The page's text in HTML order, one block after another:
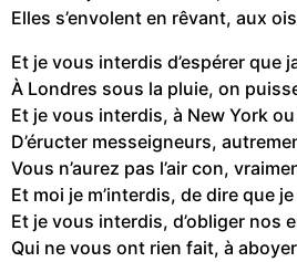
Elles s’envolent en rêvant, aux
Et je vous interdis d’espérer que
À Londres sous la pluie, on
Et je vous interdis, à New York
D’éructer messeigneurs,
Vous n’aurez pas l’air con,
Et moi je m’interdis, de dire que je
Et je vous interdis, d’obliger nos
Qui ne vous ont rien fait, à